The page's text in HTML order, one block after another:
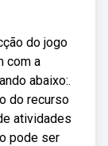
do jogo
com a
abaixo:.
do recurso
atividades
pode ser